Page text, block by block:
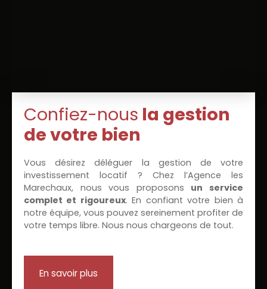
Confiez-nous la gestion
de votre bien
Vous désirez déléguer la gestion de votre
investissement locatif ? Chez l’Agence les
Marechaux, nous vous proposons un service
complet et rigoureux. En confiant votre bien à
notre équipe, vous pouvez sereinement profiter de
votre temps libre. Nous nous chargeons de tout.
En savoir plus